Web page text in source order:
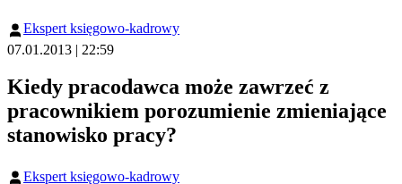
Ekspert księgowo-kadrowy
07.01.2013 | 22:59
Kiedy pracodawca może zawrzeć z
pracownikiem porozumienie zmieniające
stanowisko pracy?
Ekspert księgowo-kadrowy